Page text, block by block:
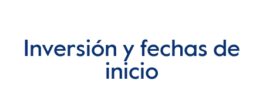
Inversión y fechas de
inicio